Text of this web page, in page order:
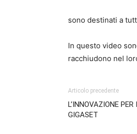
sono destinati a
In questo video
racchiudono nel
Articolo precedente
L’INNOVAZIONE
GIGASET